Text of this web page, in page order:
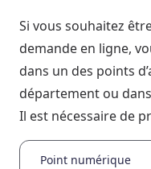
Si vous souhaitez
demande en ligne,
dans un des points
département ou
Il est nécessaire de
Point numérique